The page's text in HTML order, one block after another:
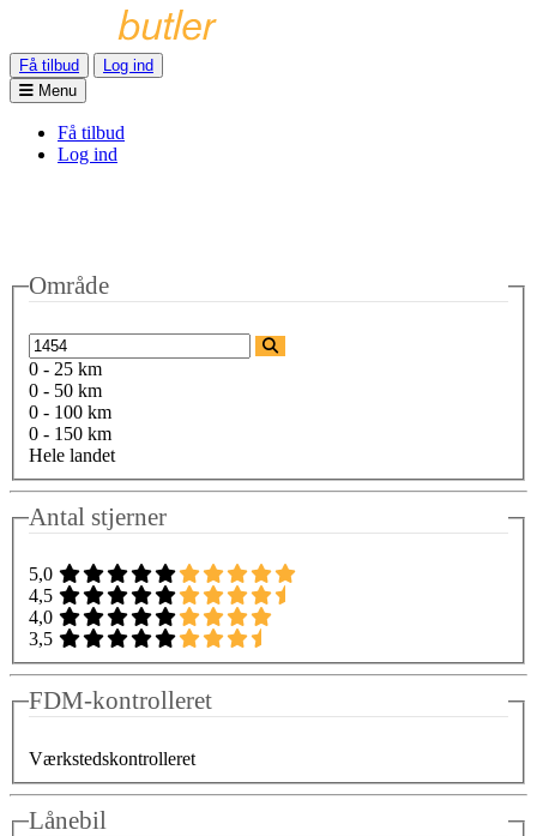
Få tilbud
Log ind
Menu
Få tilbud
Log ind
Område
0 - 25 km
0 - 50 km
0 - 100 km
0 - 150 km
Hele landet
Antal stjerner
5,0
4,5
4,0
3,5
FDM-kontrolleret
Værkstedskontrolleret
Lånebil